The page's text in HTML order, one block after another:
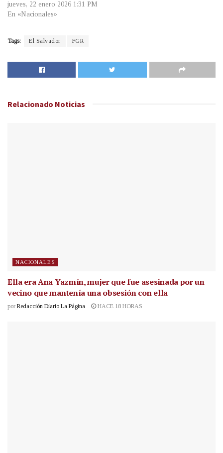
jueves, 22 enero 2026 1:31 PM
En «Nacionales»
Tags: El Salvador FGR
Relacionado Noticias
NACIONALES
Ella era Ana Yazmín, mujer que fue asesinada por un
vecino que mantenía una obsesión con ella
por Redacción Diario La Página HACE 18 HORAS